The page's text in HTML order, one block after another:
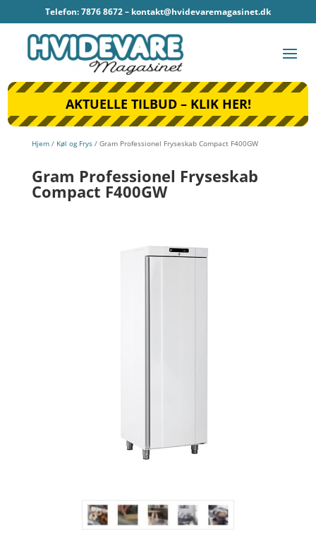
Telefon: 7876 8672 – kontakt@hvidevaremagasinet.dk
AKTUELLE TILBUD – KLIK HER!
Hjem/ Køl og Frys/ Gram Professionel Fryseskab Compact F400GW
Gram Professionel Fryseskab
Compact F400GW